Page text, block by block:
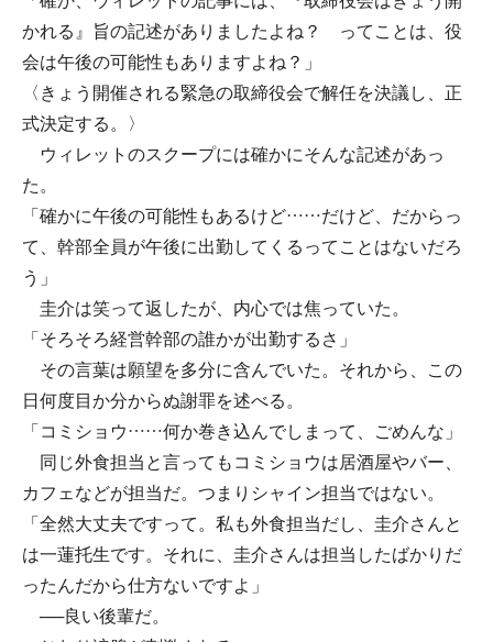
かれる』旨の記述がありましたよね？ ってことは、役
会は午後の可能性もありますよね？」
〈きょう開催される緊急の取締役会で解任を決議し、正
式決定する。〉
ウィレットのスクープには確かにそんな記述があっ
た。
「確かに午後の可能性もあるけど……だけど、だからっ
て、幹部全員が午後に出勤してくるってことはないだろ
う」
圭介は笑って返したが、内心では焦っていた。
「そろそろ経営幹部の誰かが出勤するさ」
その言葉は願望を多分に含んでいた。それから、この
日何度目か分からぬ謝罪を述べる。
「コミショウ……何か巻き込んでしまって、ごめんな」
同じ外食担当と言ってもコミショウは居酒屋やバー、
カフェなどが担当だ。つまりシャイン担当ではない。
「全然大丈夫ですって。私も外食担当だし、圭介さんと
は一蓮托生です。それに、圭介さんは担当したばかりだ
ったんだから仕方ないですよ」
──良い後輩だ。